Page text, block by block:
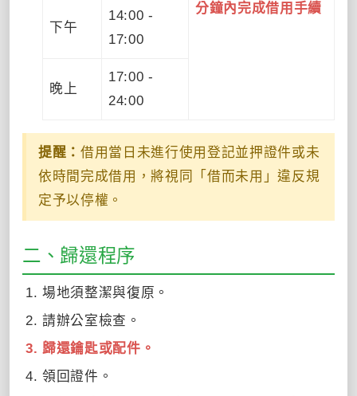
分鐘內完成借用手續
下午
14:00 -
17:00
晚上
17:00 -
24:00
提醒：借用當日未進行使用登記並押證件或未
依時間完成借用，將視同「借而未用」違反規
定予以停權。
二、歸還程序
場地須整潔與復原。
請辦公室檢查。
歸還鑰匙或配件。
領回證件。